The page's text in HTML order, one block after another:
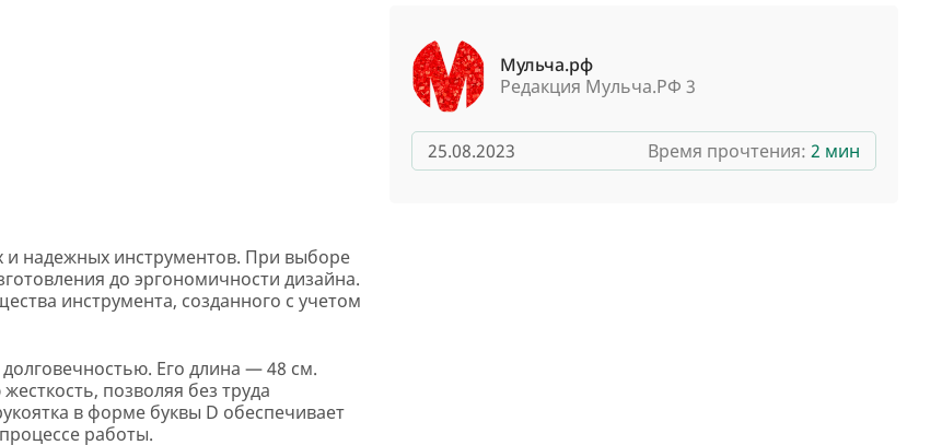
и надежных инструментов. При выборе
до эргономичности дизайна.
инструмента, созданного с учетом
Его длина — 48 см.
позволяя без труда
в форме буквы D обеспечивает
работы.
Мульча.рф
Редакция Мульча.РФ 3
25.08.2023 Время прочтения: 2 мин